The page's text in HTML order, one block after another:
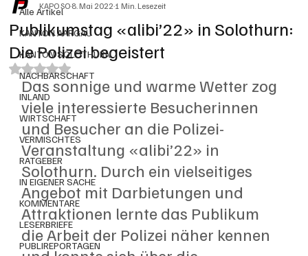
Alle Artikel
KANTON AARGAU
KANTON SOLOTHURN
NACHBARSCHAFT
INLAND
WIRTSCHAFT
VERMISCHTES
RATGEBER
IN EIGENER SACHE
KOMMENTARE
LESERBRIEFE
PUBLIREPORTAGEN
Publikumstag «alibi’22» in Solothurn:
Die Polizei begeistert
KAPO SO8. Mai 20221 Min. Lesezeit
Mit NaN von 5 Sternen bewertet.
Das sonnige und warme Wetter zog
viele interessierte Besucherinnen
und Besucher an die Polizei-
Veranstaltung «alibi’22» in
Solothurn. Durch ein vielseitiges
Angebot mit Darbietungen und
Attraktionen lernte das Publikum
die Arbeit der Polizei näher kennen